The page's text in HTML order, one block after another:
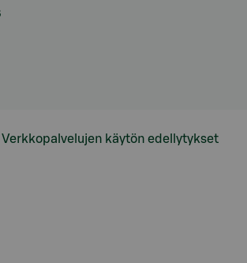
Verkkopalvelujen käytön edellytykset